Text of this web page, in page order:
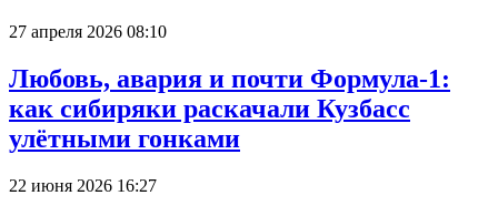
27 апреля 2026 08:10
Любовь, авария и почти Формула-1:
как сибиряки раскачали Кузбасс
улётными гонками
22 июня 2026 16:27